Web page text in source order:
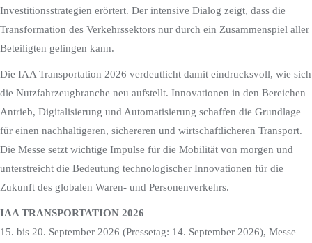
Investitionsstrategien erörtert. Der intensive Dialog zeigt, dass die
Transformation des Verkehrssektors nur durch ein Zusammenspiel aller
Beteiligten gelingen kann.
Die IAA Transportation 2026 verdeutlicht damit eindrucksvoll, wie sich
die Nutzfahrzeugbranche neu aufstellt. Innovationen in den Bereichen
Antrieb, Digitalisierung und Automatisierung schaffen die Grundlage
für einen nachhaltigeren, sichereren und wirtschaftlicheren Transport.
Die Messe setzt wichtige Impulse für die Mobilität von morgen und
unterstreicht die Bedeutung technologischer Innovationen für die
Zukunft des globalen Waren- und Personenverkehrs.
IAA TRANSPORTATION 2026
15. bis 20. September 2026 (Pressetag: 14. September 2026), Messe